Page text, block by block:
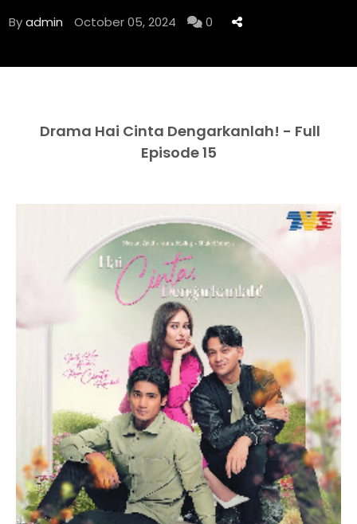
Byadmin October 05, 2024 0
Drama Hai Cinta Dengarkanlah! - Full
Episode 15